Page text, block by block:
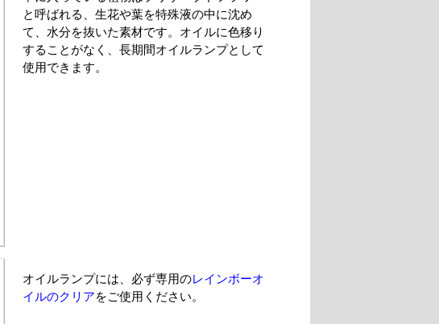
と呼ばれる、生花や葉を特殊液の中に沈め
て、水分を抜いた素材です。オイルに色移り
することがなく、長期間オイルランプとして
使用できます。
オイルランプには、必ず専用のレインボーオ
イルのクリアをご使用ください。